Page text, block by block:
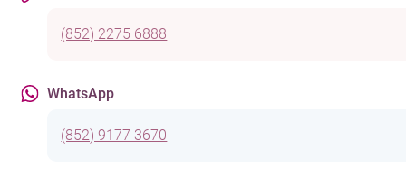
(852) 2275 6888
WhatsApp
(852) 9177 3670